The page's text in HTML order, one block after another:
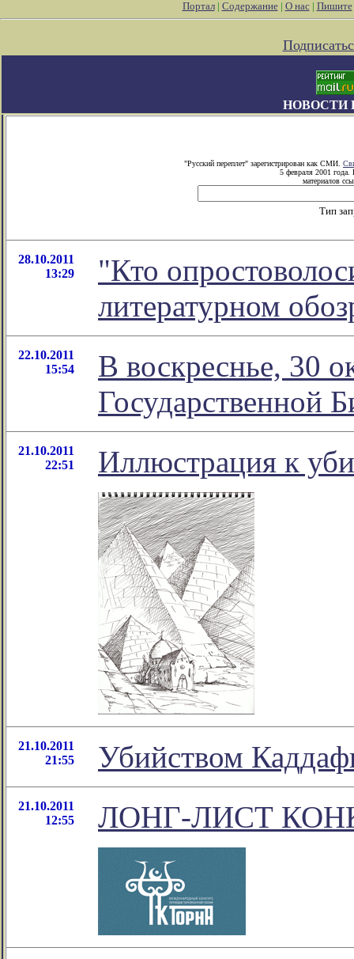
Портал| Содержание| О нас| Пишите
НОВОСТИ
"Русский переплет" зарегистрирован как СМИ.
5 февраля 2001 года.
материалов
Тип
28.10.2011
13:29
"Кто
литературном
22.10.2011
15:54
В воскреснье, 30
Государственной
21.10.2011
22:51
Иллюстрация к
21.10.2011
21:55
Убийством
21.10.2011
12:55
ЛОНГ-ЛИСТ